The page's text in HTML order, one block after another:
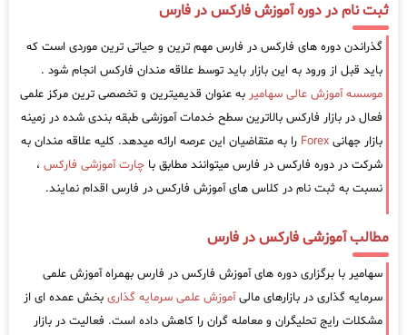
ثبت نام در دوره آموزش فارکس در فارس
گذراندن دوره های فارکس در فارس مهم ترین و حیاتی ترین موردی است که
باید قبل از ورود به این بازار باید توسط علاقه مندان فارکس انجام شود .
موسسه آموزش عالی سهامیر به عنوان قدیمیترین و تخصصی ترین مرکز علمی
فعال در بازار فارکس بالاترین سطح خدمات آموزشی طبقه بندی شده در زمینه
بازار جهانی Forex را به متقاضیان این عرصه ارائه میدهد. کلیه علاقه مندان به
شرکت در دوره فارکس در فارس میتوانند مطابق با چارت آموزشی فارکس ،
نسبت به ثبت نام در کلاس های آموزش فارکس در فارس اقدام نمایند.
مطالب آموزشی فارکس در فارس
سهامیر با برگزاری دوره های آموزش فارکس در فارس بهمراه آموزش علمی
سرمایه گذاری در بازارهای مالیآموزش علمی سرمایه گذاری بخش عمده ای از
مشکلات رایج تحلیگران و معامله گران را کاهش داده است. فعالیت در بازار